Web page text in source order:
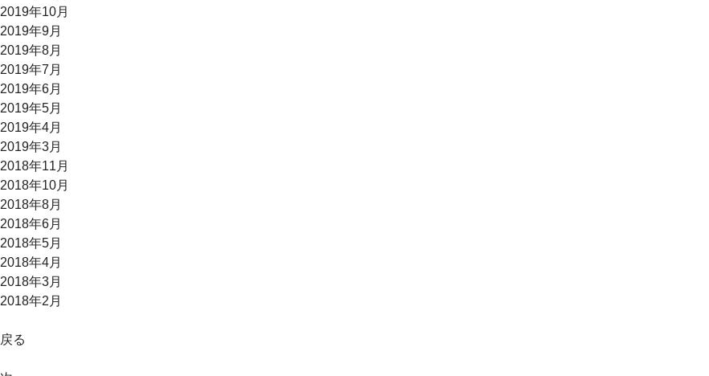
2019年10月
2019年9月
2019年8月
2019年7月
2019年6月
2019年5月
2019年4月
2019年3月
2018年11月
2018年10月
2018年8月
2018年6月
2018年5月
2018年4月
2018年3月
2018年2月
戻る